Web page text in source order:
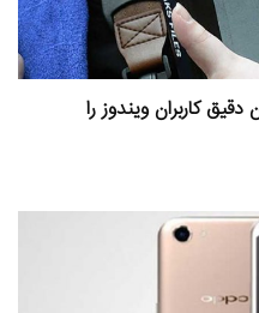
کاربران ویندوز را